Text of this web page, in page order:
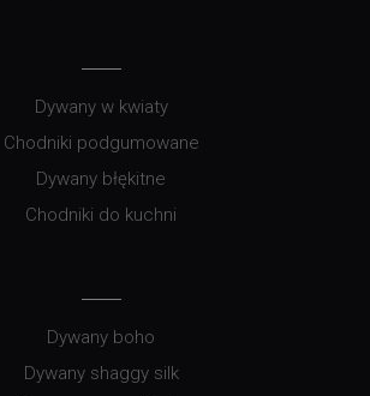
Dywany w kwiaty
Chodniki podgumowane
Dywany błękitne
Chodniki do kuchni
Dywany boho
Dywany shaggy silk